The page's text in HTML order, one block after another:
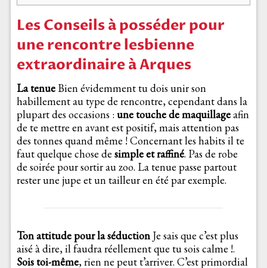
Les Conseils à posséder pour
une rencontre lesbienne
extraordinaire à Arques
La tenueBien évidemment tu dois unir son
habillement au type de rencontre, cependant dans la
plupart des occasions : une touche de maquillageafin
de te mettre en avant est positif, mais attention pas
des tonnes quand même ! Concernant les habits il te
faut quelque chose de simple et raffiné. Pas de robe
de soirée pour sortir au zoo. La tenue passe partout
rester une jupe et un tailleur en été par exemple.
Ton attitude pour la séductionJe sais que c’est plus
aisé à dire, il faudra réellement que tu sois calme !.
Sois toi-même, rien ne peut t’arriver. C’est primordial